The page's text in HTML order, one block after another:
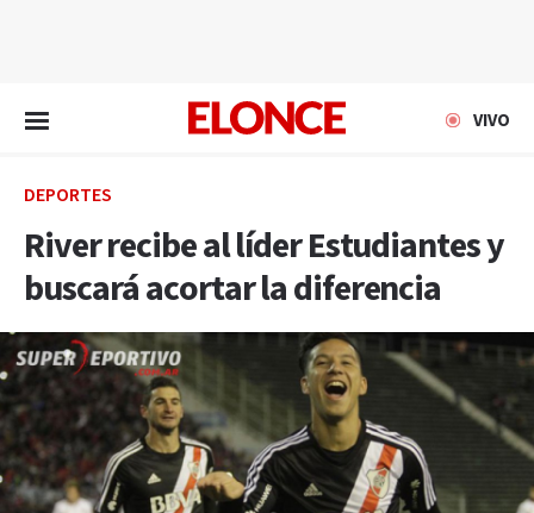
VIVO
DEPORTES
River recibe al líder Estudiantes y
buscará acortar la diferencia